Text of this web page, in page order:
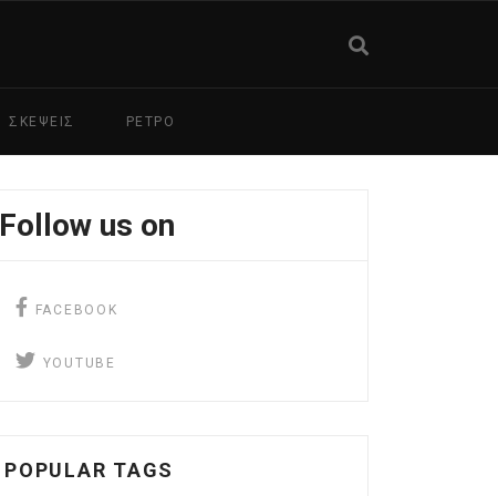
ΣΚΕΨΕΙΣ ΡΕΤΡΟ
Follow us on
facebook
FACEBOOK
YouTube
YOUTUBE
POPULAR TAGS